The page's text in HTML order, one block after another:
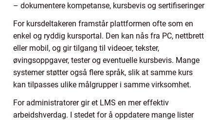
– dokumentere kompetanse, kursbevis og sertifiseringer
For kursdeltakeren framstår plattformen ofte som en
enkel og ryddig kursportal. Den kan nås fra PC, nettbrett
eller mobil, og gir tilgang til videoer, tekster,
øvingsoppgaver, tester og eventuelle kursbevis. Mange
systemer støtter også flere språk, slik at samme kurs
kan tilpasses ulike målgrupper i samme virksomhet.
For administratorer gir et LMS en mer effektiv
arbeidshverdag. I stedet for å oppdatere mange lister